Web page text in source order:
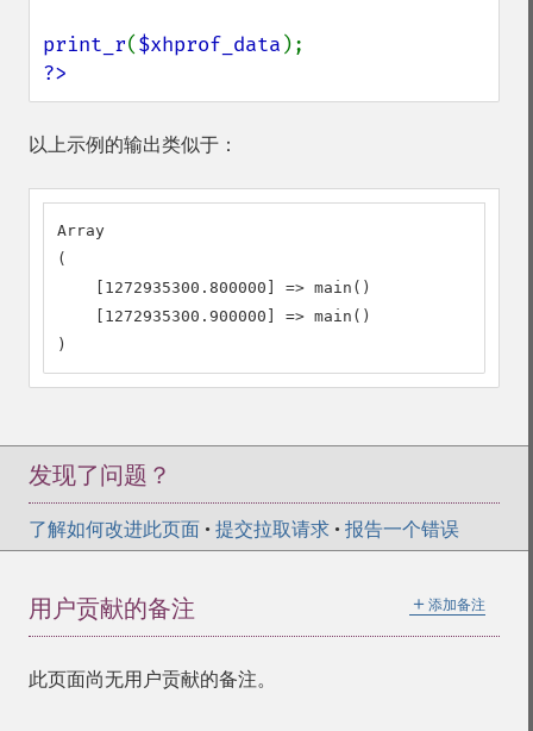
print_r($xhprof_data
?>
以上示例的输出类似于：
Array
(
    [1272935300.800000] => main()
    [1272935300.900000] => main()
)
发现了问题？
了解如何改进此页面 • 提交拉取请求 • 报告一个错误
＋ 添加备注
用户贡献的备注
此页面尚无用户贡献的备注。